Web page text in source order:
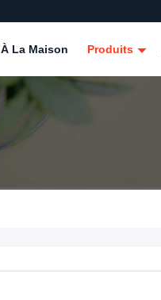
À La Maison Produits